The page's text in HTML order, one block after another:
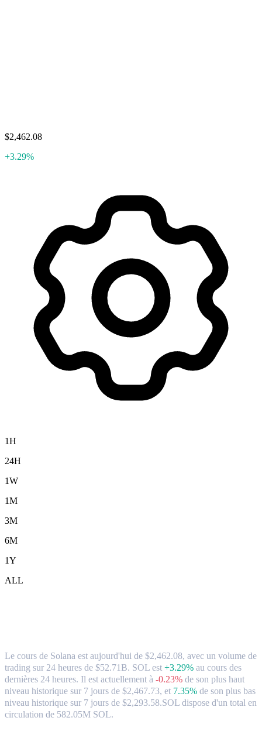
$2,462.08
+3.29%
1H
24H
1W
1M
3M
6M
1Y
ALL
Le cours de Solana est aujourd'hui de $2,462.08, avec un volume de
trading sur 24 heures de $52.71B. SOL est +3.29% au cours des
dernières 24 heures. Il est actuellement à -0.23% de son plus haut
niveau historique sur 7 jours de $2,467.73, et 7.35% de son plus bas
niveau historique sur 7 jours de $2,293.58.SOL dispose d'un total en
circulation de 582.05M SOL.